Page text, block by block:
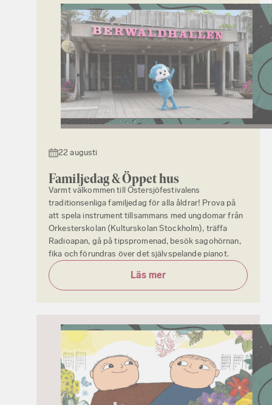
22 augusti
Familjedag & Öppet hus
Varmt välkommen till Östersjöfestivalens
traditionsenliga familjedag för alla åldrar! Prova på
att spela instrument tillsammans med ungdomar från
Orkesterskolan (Kulturskolan Stockholm), träffa
Radioapan, gå på tipspromenad, besök sagohörnan,
fika och förundras över det självspelande pianot.
Läs mer